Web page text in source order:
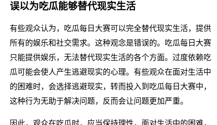
误以为吃瓜能够替代现实生活
有些观众认为，吃瓜每日大赛可以完全替代现实生活，提供
所有的娱乐和社交需求。这种观念是错误的。吃瓜每日大赛
只能提供娱乐，无法替代现实生活的各个方面。过度依赖吃
瓜可能会使人产生逃避现实的心理。有些观众在面对生活中
的困难时，会选择逃避现实，转而投入到吃瓜每日大赛中，
这种行为无助于解决问题，反而会让问题更加严重。
因此，观众在吃瓜时，应当保持理性，面对生活中的困难，